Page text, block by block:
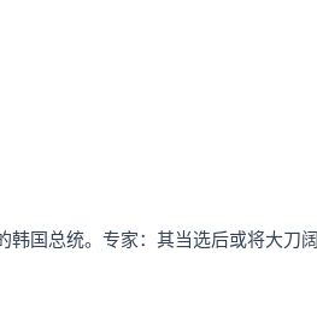
国总统。专家：其当选后或将大刀